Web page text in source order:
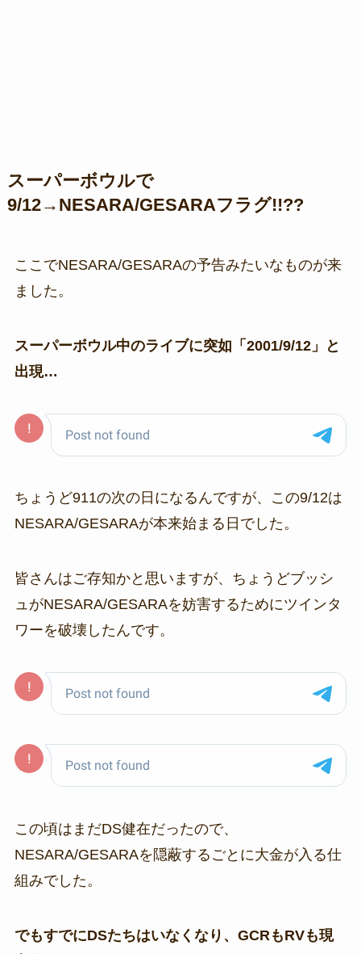
スーパーボウルで
9/12→NESARA/GESARAフラグ!!??
ここでNESARA/GESARAの予告みたいなものが来
ました。
スーパーボウル中のライブに突如「2001/9/12」と
出現…
ちょうど911の次の日になるんですが、この9/12は
NESARA/GESARAが本来始まる日でした。
皆さんはご存知かと思いますが、ちょうどブッシ
ュがNESARA/GESARAを妨害するためにツインタ
ワーを破壊したんです。
この頃はまだDS健在だったので、
NESARA/GESARAを隠蔽するごとに大金が入る仕
組みでした。
でもすでにDSたちはいなくなり、GCRもRVも現